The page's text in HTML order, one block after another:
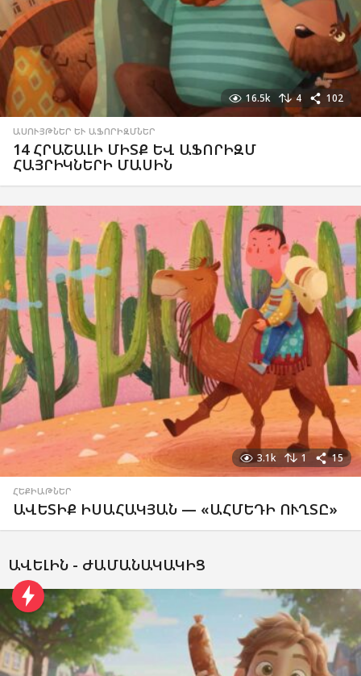
16.5k 4 102
ԱՍՈՒՅԹՆԵՐ ԵՒ ԱՖՈՐԻԶՄՆԵՐ
14 ՀՐԱՇԱԼԻ ՄԻՏՔ ԵՎ ԱՖՈՐԻԶՄ
ՀԱՅՐԻԿՆԵՐԻ ՄԱՍԻՆ
3.1k 1 15
ՀԵՔԻԱԹՆԵՐ
ԱՎԵՏԻՔ ԻՍԱՀԱԿՅԱՆ — «ԱՀՄԵԴԻ ՈՒՂՏԸ»
ԱՎԵԼԻՆ - ԺԱՄԱՆԱԿԱԿԻՑ